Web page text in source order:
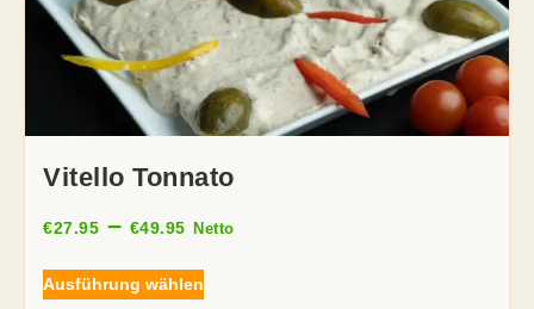
Vitello Tonnato
€27.95 – €49.95 Netto
Ausführung wählen